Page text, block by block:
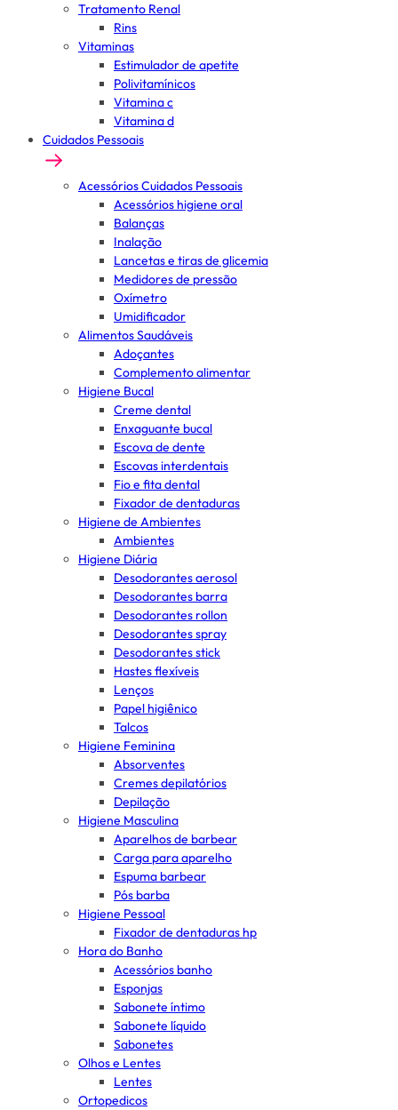
Tratamento Renal
Rins
Vitaminas
Estimulador de apetite
Polivitamínicos
Vitamina c
Vitamina d
Cuidados Pessoais
Acessórios Cuidados Pessoais
Acessórios higiene oral
Balanças
Inalação
Lancetas e tiras de glicemia
Medidores de pressão
Oxímetro
Umidificador
Alimentos Saudáveis
Adoçantes
Complemento alimentar
Higiene Bucal
Creme dental
Enxaguante bucal
Escova de dente
Escovas interdentais
Fio e fita dental
Fixador de dentaduras
Higiene de Ambientes
Ambientes
Higiene Diária
Desodorantes aerosol
Desodorantes barra
Desodorantes rollon
Desodorantes spray
Desodorantes stick
Hastes flexíveis
Lenços
Papel higiênico
Talcos
Higiene Feminina
Absorventes
Cremes depilatórios
Depilação
Higiene Masculina
Aparelhos de barbear
Carga para aparelho
Espuma barbear
Pós barba
Higiene Pessoal
Fixador de dentaduras hp
Hora do Banho
Acessórios banho
Esponjas
Sabonete íntimo
Sabonete líquido
Sabonetes
Olhos e Lentes
Lentes
Ortopedicos